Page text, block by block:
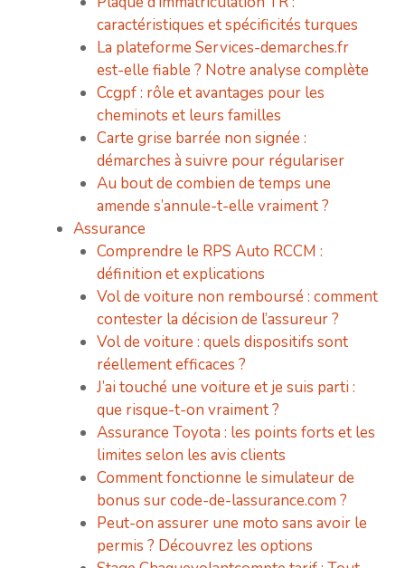
caractéristiques et spécificités turques
La plateforme Services-demarches.fr
est-elle fiable ? Notre analyse complète
Ccgpf : rôle et avantages pour les
cheminots et leurs familles
Carte grise barrée non signée :
démarches à suivre pour régulariser
Au bout de combien de temps une
amende s’annule-t-elle vraiment ?
Assurance
Comprendre le RPS Auto RCCM :
définition et explications
Vol de voiture non remboursé : comment
contester la décision de l’assureur ?
Vol de voiture : quels dispositifs sont
réellement efficaces ?
J’ai touché une voiture et je suis parti :
que risque-t-on vraiment ?
Assurance Toyota : les points forts et les
limites selon les avis clients
Comment fonctionne le simulateur de
bonus sur code-de-lassurance.com ?
Peut-on assurer une moto sans avoir le
permis ? Découvrez les options